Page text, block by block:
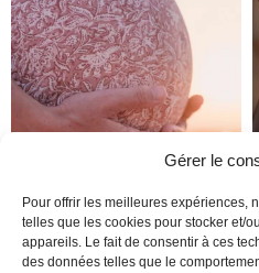
Gérer le
Pour offrir les meilleures expériences,
telles que les cookies pour stocker et/
appareils. Le fait de consentir à ces
des données telles que le